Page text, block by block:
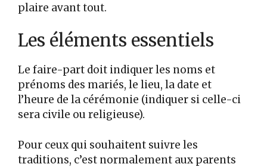
plaire avant tout.
Les éléments essentiels
Le faire-part doit indiquer les noms et
prénoms des mariés, le lieu, la date et
l’heure de la cérémonie (indiquer si celle-ci
sera civile ou religieuse).
Pour ceux qui souhaitent suivre les
traditions, c’est normalement aux parents